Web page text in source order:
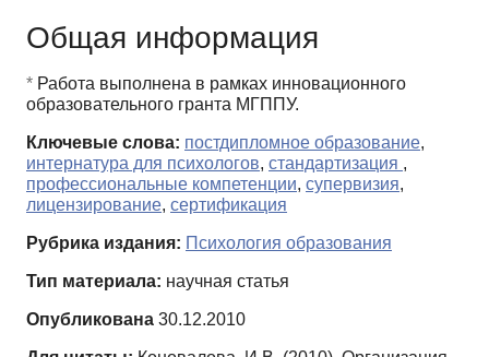
Общая информация
* Работа выполнена в рамках инновационного
образовательного гранта МГППУ.
Ключевые слова: постдипломное образование,
интернатура для психологов, стандартизация ,
профессиональные компетенции, супервизия,
лицензирование, сертификация
Рубрика издания: Психология образования
Тип материала: научная статья
Опубликована 30.12.2010